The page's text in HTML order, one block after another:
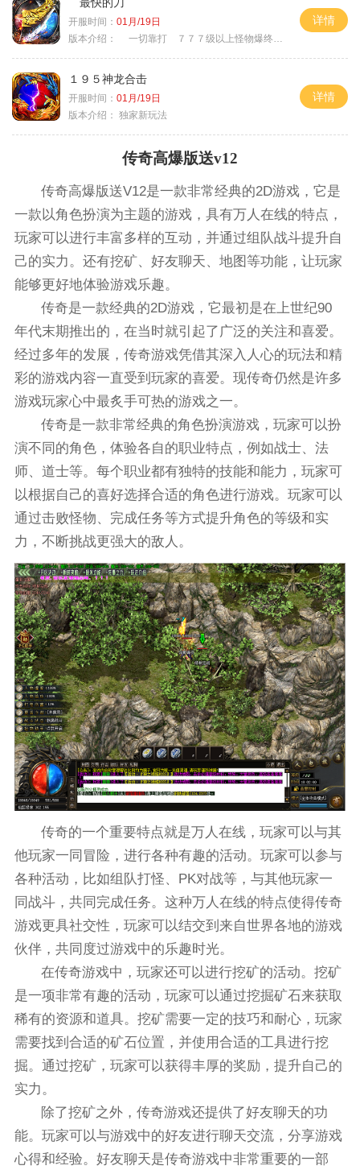
最快的刀
开服时间： 01月/19日
版本介绍：
一切靠打 ７７７级以上怪物爆终极
详情
１９５神龙合击
开服时间： 01月/19日
版本介绍： 独家新玩法
详情
传奇高爆版送v12
传奇高爆版送V12是一款非常经典的2D游戏，它是
一款以角色扮演为主题的游戏，具有万人在线的特点，
玩家可以进行丰富多样的互动，并通过组队战斗提升自
己的实力。还有挖矿、好友聊天、地图等功能，让玩家
能够更好地体验游戏乐趣。
传奇是一款经典的2D游戏，它最初是在上世纪90
年代末期推出的，在当时就引起了广泛的关注和喜爱。
经过多年的发展，传奇游戏凭借其深入人心的玩法和精
彩的游戏内容一直受到玩家的喜爱。现传奇仍然是许多
游戏玩家心中最炙手可热的游戏之一。
传奇是一款非常经典的角色扮演游戏，玩家可以扮
演不同的角色，体验各自的职业特点，例如战士、法
师、道士等。每个职业都有独特的技能和能力，玩家可
以根据自己的喜好选择合适的角色进行游戏。玩家可以
通过击败怪物、完成任务等方式提升角色的等级和实
力，不断挑战更强大的敌人。
传奇的一个重要特点就是万人在线，玩家可以与其
他玩家一同冒险，进行各种有趣的活动。玩家可以参与
各种活动，比如组队打怪、PK对战等，与其他玩家一
同战斗，共同完成任务。这种万人在线的特点使得传奇
游戏更具社交性，玩家可以结交到来自世界各地的游戏
伙伴，共同度过游戏中的乐趣时光。
在传奇游戏中，玩家还可以进行挖矿的活动。挖矿
是一项非常有趣的活动，玩家可以通过挖掘矿石来获取
稀有的资源和道具。挖矿需要一定的技巧和耐心，玩家
需要找到合适的矿石位置，并使用合适的工具进行挖
掘。通过挖矿，玩家可以获得丰厚的奖励，提升自己的
实力。
除了挖矿之外，传奇游戏还提供了好友聊天的功
能。玩家可以与游戏中的好友进行聊天交流，分享游戏
心得和经验。好友聊天是传奇游戏中非常重要的一部